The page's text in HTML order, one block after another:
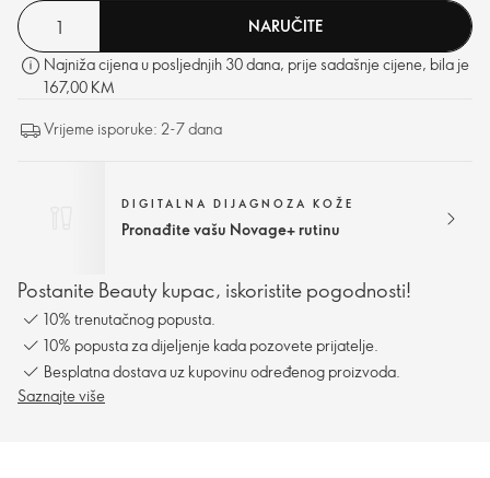
NARUČITE
Najniža cijena u posljednjih 30 dana, prije sadašnje cijene, bila je
167,00 KM
Vrijeme isporuke: 2-7 dana
DIGITALNA DIJAGNOZA KOŽE
Pronađite vašu Novage+ rutinu
Postanite Beauty kupac, iskoristite pogodnosti!
10% trenutačnog popusta.
10% popusta za dijeljenje kada pozovete prijatelje.
Besplatna dostava uz kupovinu određenog proizvoda.
Saznajte više